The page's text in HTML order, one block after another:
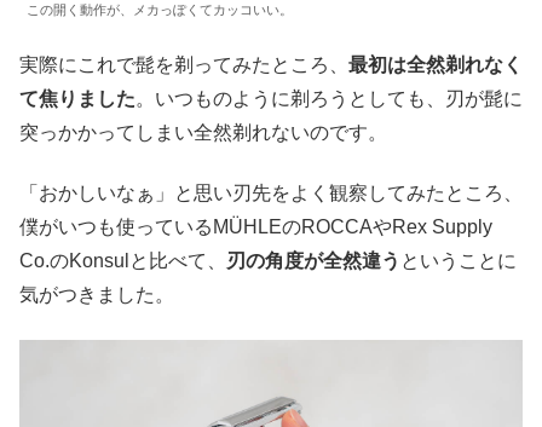
この開く動作が、メカっぽくてカッコいい。
実際にこれで髭を剃ってみたところ、 最初は全然剃れなく
て焦りました。いつものように剃ろうとしても、刃が髭に
突っかかってしまい全然剃れないのです。
「おかしいなぁ」と思い刃先をよく観察してみたところ、
僕がいつも使っているMÜHLEのROCCAやRex Supply
Co.のKonsulと比べて、
刃の角度が全然違う ということに
気がつきました。